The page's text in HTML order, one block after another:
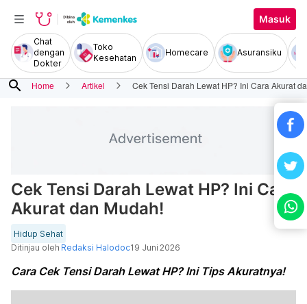
Masuk
Chat
dengan
Dokter
Toko
Kesehatan
Homecare Asuransiku
search Home Artikel Cek Tensi Darah Lewat HP? Ini Cara Akurat
Cek Tensi Darah Lewat HP? Ini Cara
Akurat dan Mudah!
Hidup Sehat
Ditinjau oleh Redaksi Halodoc19 Juni 2026
Cara Cek Tensi Darah Lewat HP? Ini Tips Akuratnya!